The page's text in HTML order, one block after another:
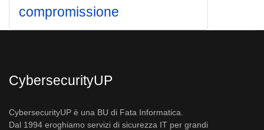
compromissione
CybersecurityUP
CybersecurityUP è una BU di Fata Informatica.
Dal 1994 eroghiamo servizi di sicurezza IT per grandi